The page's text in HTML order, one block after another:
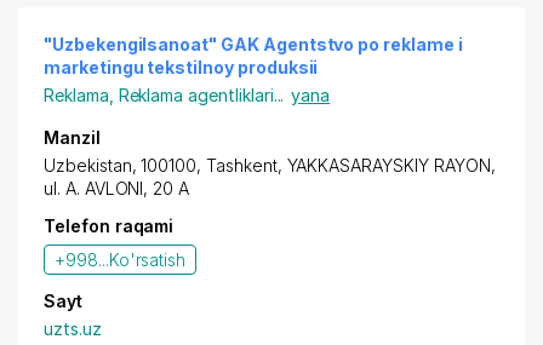
"Uzbekengilsanoat" GAK Agentstvo po reklame i
marketingu tekstilnoy produksii
Reklama Reklama agentliklari... yana
Manzil
Uzbekistan, 100100, Tashkent, YAKKASARAYSKIY RAYON,
ul. A. AVLONI, 20 A
Telefon raqami
+998...Ko'rsatish
Sayt
uzts.uz